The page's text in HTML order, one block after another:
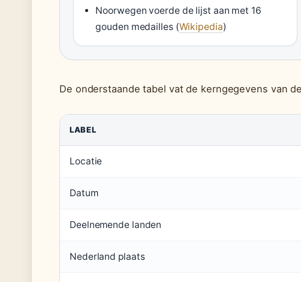
Noorwegen voerde de lijst aan met 16
gouden medailles (Wikipedia)
De onderstaande tabel vat de kerngegevens van
LABEL
Locatie
Datum
Deelnemende landen
Nederland plaats